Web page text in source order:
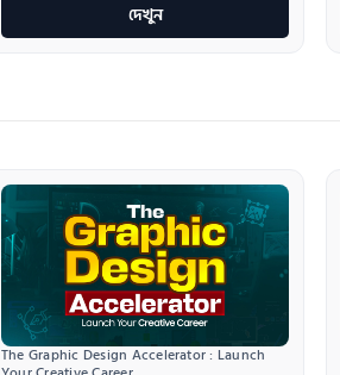
দেখুন
The Graphic Design Accelerator : Launch